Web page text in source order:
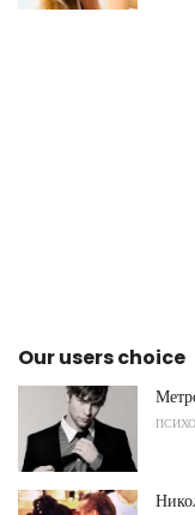
Our users choice